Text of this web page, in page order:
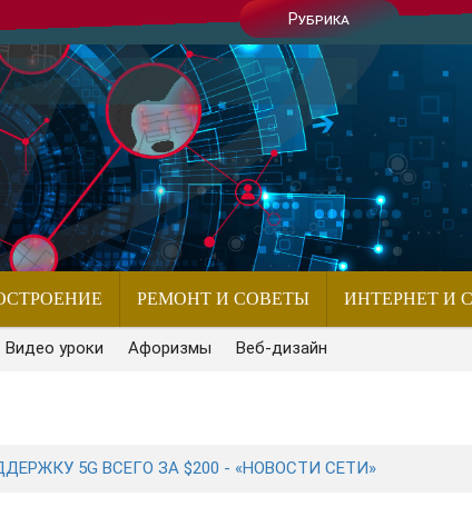
Рубрика
РЕМОНТ И СОВЕТЫ ИНТЕРНЕТ И
Видео уроки Афоризмы Веб-дизайн
5G ВСЕГО ЗА $200 - «НОВОСТИ СЕТИ»